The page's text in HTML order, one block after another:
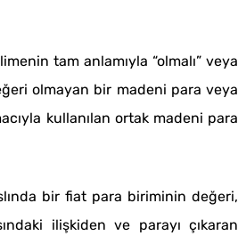
tam anlamıyla “olmalı” veya
olmayan bir madeni para veya
kullanılan ortak madeni para
bir fiat para biriminin değeri,
ilişkiden ve parayı çıkaran